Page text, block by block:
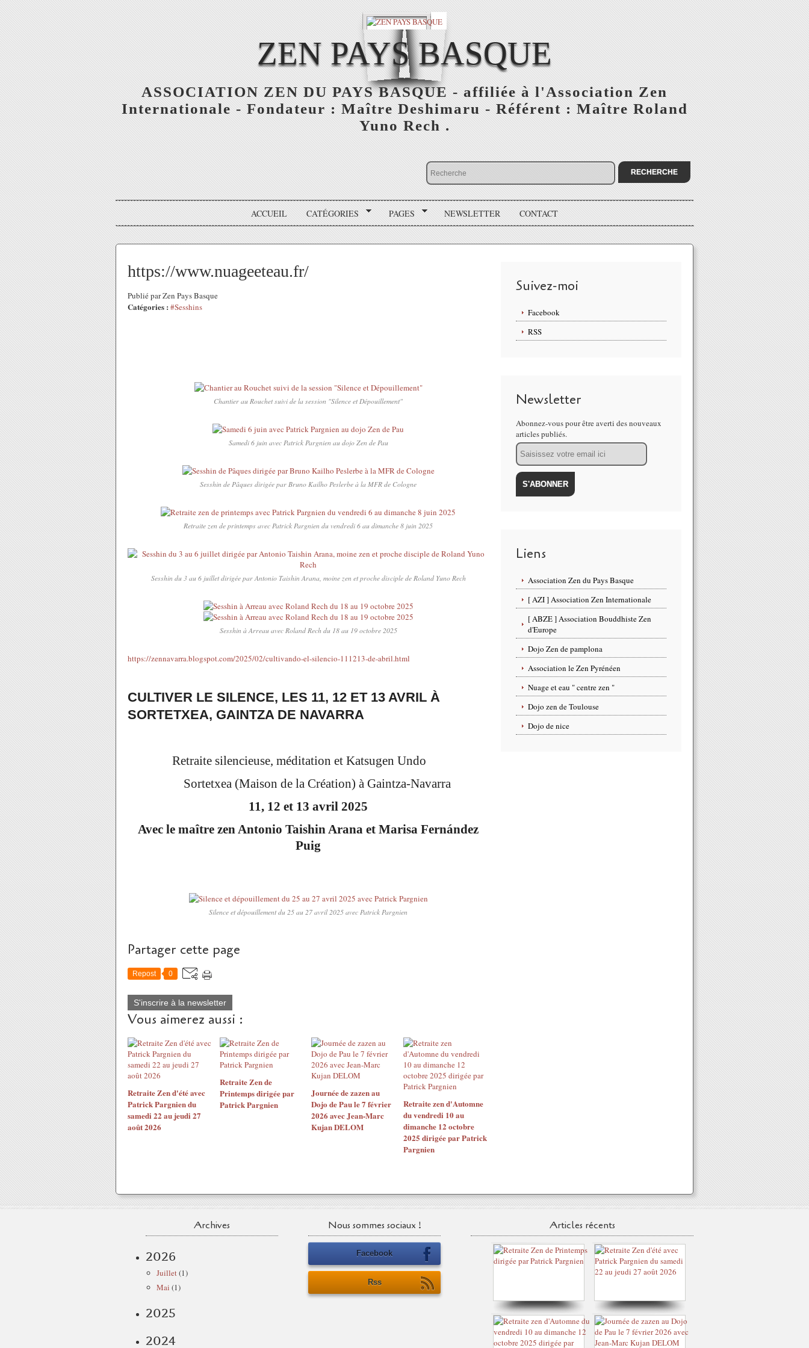
ZEN PAYS BASQUE
ASSOCIATION ZEN DU PAYS BASQUE - affiliée à l'Association Zen
Internationale - Fondateur : Maître Deshimaru - Référent : Maître Roland
Yuno Rech .
ACCUEIL CATÉGORIES PAGES NEWSLETTER CONTACT
https://www.nuageeteau.fr/
Publié par Zen Pays Basque
Catégories : #Sesshins
Chantier au Rouchet suivi de la session "Silence et Dépouillement"
Samedi 6 juin avec Patrick Pargnien au dojo Zen de Pau
Sesshin de Pâques dirigée par Bruno Kailho Peslerbe à la MFR de Cologne
Retraite zen de printemps avec Patrick Pargnien du vendredi 6 au dimanche 8 juin 2025
Sesshin du 3 au 6 juillet dirigée par Antonio Taishin Arana, moine zen et proche disciple de Roland Yuno Rech
Sesshin à Arreau avec Roland Rech du 18 au 19 octobre 2025
https://zennavarra.blogspot.com/2025/02/cultivando-el-silencio-111213-de-abril.html
CULTIVER LE SILENCE, LES 11, 12 ET 13 AVRIL À
SORTETXEA, GAINTZA DE NAVARRA
Retraite silencieuse, méditation et Katsugen Undo
Sortetxea (Maison de la Création) à Gaintza-Navarra
11, 12 et 13 avril 2025
Avec le maître zen Antonio Taishin Arana et Marisa Fernández
Puig
Silence et dépouillement du 25 au 27 avril 2025 avec Patrick Pargnien
Partager cette page
Repost 0
S'inscrire à la newsletter
Vous aimerez aussi :
Retraite Zen d'été avec
Patrick Pargnien du
samedi 22 au jeudi 27
août 2026
Retraite Zen de
Printemps dirigée par
Patrick Pargnien
Journée de zazen au
Dojo de Pau le 7 février
2026 avec Jean-Marc
Kujan DELOM
Retraite zen d'Automne
du vendredi 10 au
dimanche 12 octobre
2025 dirigée par Patrick
Pargnien
Suivez-moi
Facebook
RSS
Newsletter
Abonnez-vous pour être averti des nouveaux
articles publiés.
Email
Liens
Association Zen du Pays Basque
[ AZI ] Association Zen Internationale
[ ABZE ] Association Bouddhiste Zen
d'Europe
Dojo Zen de pamplona
Association le Zen Pyrénéen
Nuage et eau " centre zen "
Dojo zen de Toulouse
Dojo de nice
Archives
2026
Juillet(1)
Mai (1)
2025
2024
Nous sommes sociaux !
Facebook
Rss
Articles récents